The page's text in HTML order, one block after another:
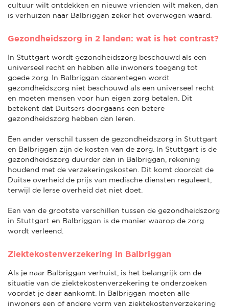
cultuur wilt ontdekken en nieuwe vrienden wilt maken, dan
is verhuizen naar Balbriggan zeker het overwegen waard.
Gezondheidszorg in 2 landen: wat is het contrast?
In Stuttgart wordt gezondheidszorg beschouwd als een
universeel recht en hebben alle inwoners toegang tot
goede zorg. In Balbriggan daarentegen wordt
gezondheidszorg niet beschouwd als een universeel recht
en moeten mensen voor hun eigen zorg betalen. Dit
betekent dat Duitsers doorgaans een betere
gezondheidszorg hebben dan Ieren.
Een ander verschil tussen de gezondheidszorg in Stuttgart
en Balbriggan zijn de kosten van de zorg. In Stuttgart is de
gezondheidszorg duurder dan in Balbriggan, rekening
houdend met de verzekeringskosten. Dit komt doordat de
Duitse overheid de prijs van medische diensten reguleert,
terwijl de Ierse overheid dat niet doet.
Een van de grootste verschillen tussen de gezondheidszorg
in Stuttgart en Balbriggan is de manier waarop de zorg
wordt verleend.
Ziektekostenverzekering in Balbriggan
Als je naar Balbriggan verhuist, is het belangrijk om de
situatie van de ziektekostenverzekering te onderzoeken
voordat je daar aankomt. In Balbriggan moeten alle
inwoners een of andere vorm van ziektekostenverzekering